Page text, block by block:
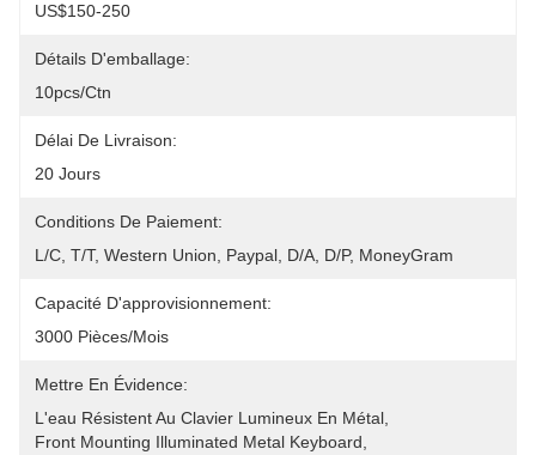
US$150-250
Détails D'emballage:
10pcs/ctn
Délai De Livraison:
20 Jours
Conditions De Paiement:
L/C, T/T, Western Union, Paypal, D/A, D/P, MoneyGram
Capacité D'approvisionnement:
3000 Pièces/mois
Mettre En Évidence:
L'eau Résistent Au Clavier Lumineux En Métal
Front Mounting Illuminated Metal Keyboard